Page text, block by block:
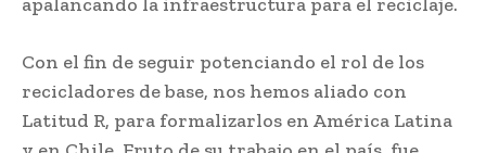
Con el fin de seguir potenciando el rol de los
recicladores de base, nos hemos aliado con
Latitud R, para formalizarlos en América Latina